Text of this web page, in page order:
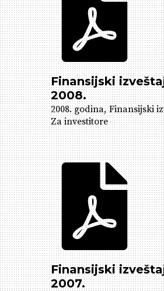
Finansijski
2008.
2008. godina Finansijski
Za investitore
Finansijski
2007.